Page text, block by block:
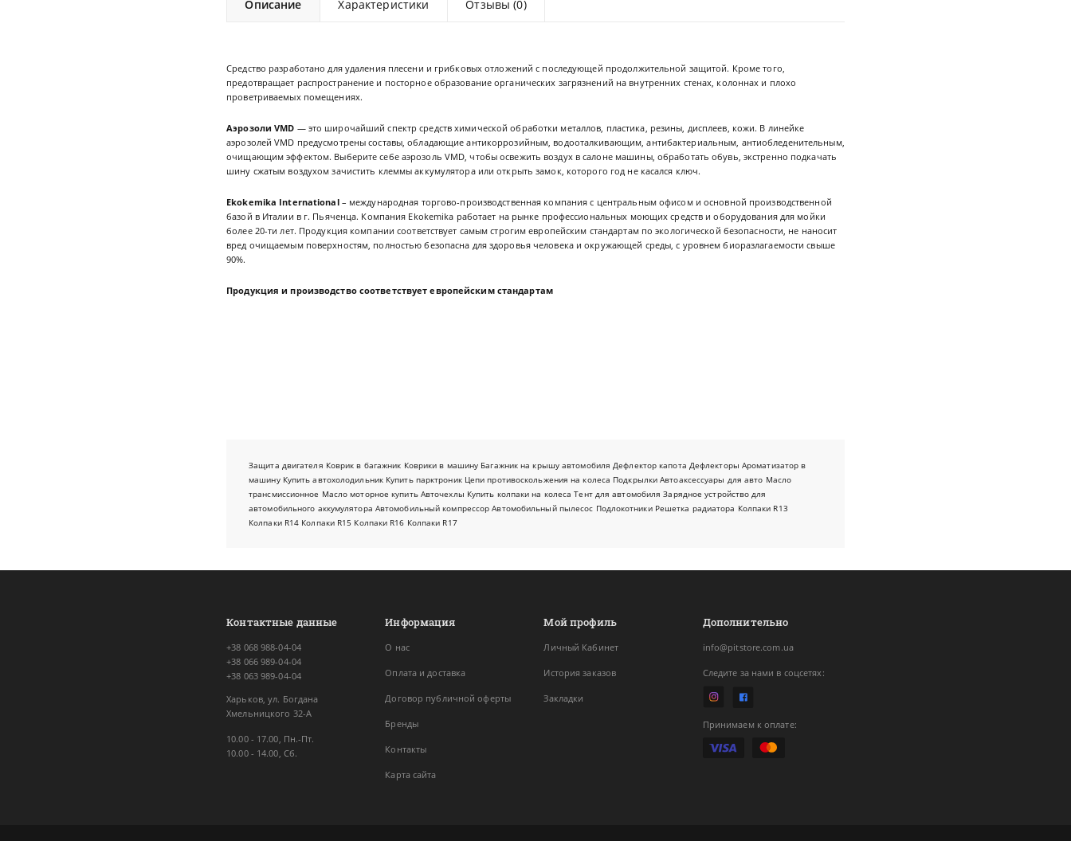
Описание Характеристики Отзывы (0)
Средство разработано для удаления плесени и грибковых отложений с последующей продолжительной защитой. Кроме того,
предотвращает распространение и посторное образование органических загрязнений на внутренних стенах, колоннах и плохо
проветриваемых помещениях.
Аэрозоли VMD — это широчайший спектр средств химической обработки металлов, пластика, резины, дисплеев, кожи. В линейке
аэрозолей VMD предусмотрены составы, обладающие антикоррозийным, водооталкивающим, антибактериальным, антиобледенительным,
очищающим эффектом. Выберите себе аэрозоль VMD, чтобы освежить воздух в салоне машины, обработать обувь, экстренно подкачать
шину сжатым воздухом зачистить клеммы аккумулятора или открыть замок, которого год не касался ключ.
Ekokemika International– международная торгово-производственная компания с центральным офисом и основной производственной
базой в Италии в г. Пьяченца. Компания Ekokemika работает на рынке профессиональных моющих средств и оборудования для мойки
более 20-ти лет. Продукция компании соответствует самым строгим европейским стандартам по экологической безопасности, не наносит
вред очищаемым поверхностям, полностью безопасна для здоровья человека и окружающей среды, с уровнем биоразлагаемости свыше
90%.
Продукция и производство соответствует европейским стандартам
Защита двигателя Коврик в багажник Коврики в машину Багажник на крышу автомобиля Дефлектор капота Дефлекторы Ароматизатор в
машину Купить автохолодильник Купить парктроник Цепи противоскольжения на колеса Подкрылки Автоаксессуары для авто Масло
трансмиссионное Масло моторное купить Авточехлы Купить колпаки на колеса Тент для автомобиля Зарядное устройство для
автомобильного аккумулятора Автомобильный компрессор Автомобильный пылесос Подлокотники Решетка радиатора Колпаки R13
Колпаки R14 Колпаки R15 Колпаки R16 Колпаки R17
Контактные данные
+38 068 988-04-04
+38 066 989-04-04
+38 063 989-04-04
Харьков, ул. Богдана
Хмельницкого 32-А
10.00 - 17.00, Пн.-Пт.
10.00 - 14.00, Сб.
Информация
О нас
Оплата и доставка
Договор публичной оферты
Бренды
Контакты
Карта сайта
Мой профиль
Личный Кабинет
История заказов
Закладки
Дополнительно
info@pitstore.com.ua
Следите за нами в соцсетях:
Принимаем к оплате: